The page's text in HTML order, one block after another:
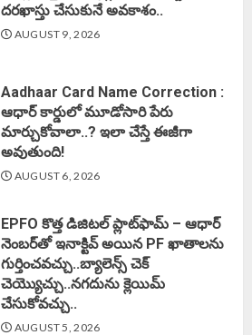
దరఖాస్తు చేసుకునే అవకాశం..
AUGUST 9, 2026
Aadhaar Card Name Correction :
ఆధార్ కార్డులో మూడోసారి పేరు
మార్చుకోవాలా..? ఇలా చేస్తే ఈజీగా
అవుతుంది!
AUGUST 6, 2026
EPFO కొత్త డిజిటల్ ప్లాట్‌ఫామ్‌ – ఆధార్
నెంబర్‌తో ఇనాక్టివ్ అయిన PF ఖాతాలను
గుర్తించవచ్చు..బ్యాలెన్స్ చెక్
చెయ్యొచ్చు..నగదును క్లెయిమ్
చేసుకోవచ్చు..
AUGUST 5, 2026